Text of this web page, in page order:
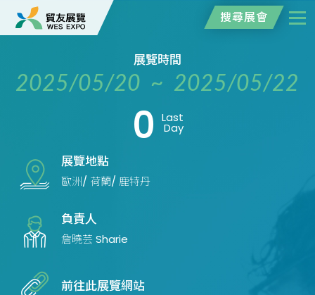
搜尋展會
展覽時間
2025/05/20 ~ 2025/05/22
0 Last
Day
展覽地點
歐洲/ 荷蘭/ 鹿特丹
負責人
詹曉芸 Sharie
前往此展覽網站